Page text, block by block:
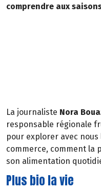
comprendre aux
La journaliste Nora
responsable régionale
pour explorer avec
commerce, comment la
son alimentation
Plus bio la vie